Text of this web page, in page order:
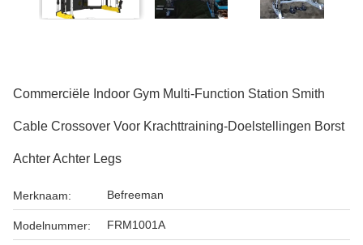
Commerciële Indoor Gym Multi-Function Station Smith
Cable Crossover Voor Krachttraining-Doelstellingen Borst
Achter Achter Legs
Merknaam: Befreeman
Modelnummer: FRM1001A